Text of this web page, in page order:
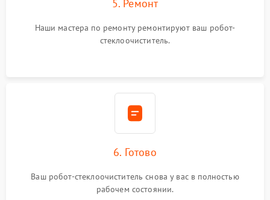
5. Ремонт
Наши мастера по ремонту ремонтируют ваш робот-
стеклоочиститель.
6. Готово
Ваш робот-стеклоочиститель снова у вас в полностью
рабочем состоянии.